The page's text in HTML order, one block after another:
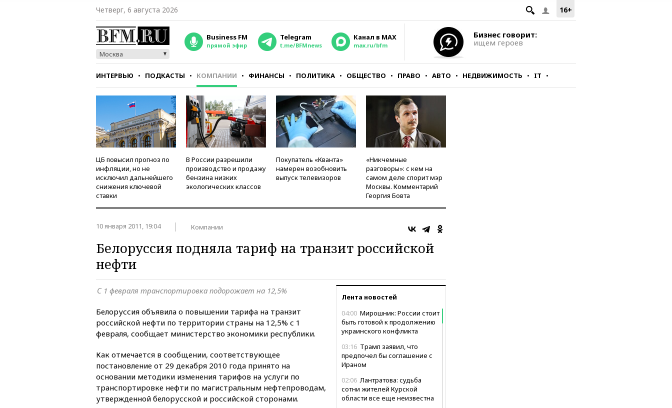
16+
Четверг, 6 августа 2026
Москва
Business FM
прямой эфир
Telegram
t.me/BFMnews
Канал в MAX
max.ru/bfm
Бизнес говорит:
ищем героев
ИНТЕРВЬЮ ПОДКАСТЫ КОМПАНИИ ФИНАНСЫ ПОЛИТИКА ОБЩЕСТВО ПРАВО АВТО НЕДВИЖИМОСТЬ IT
СТИЛЬ ТЕСТЫ
ЦБ повысил прогноз по
инфляции, но не
исключил дальнейшего
снижения ключевой
ставки
В России разрешили
производство и продажу
бензина низких
экологических классов
Покупатель «Кванта»
намерен возобновить
выпуск телевизоров
«Никчемные
разговоры»: с кем на
самом деле спорит мэр
Москвы. Комментарий
Георгия Бовта
10 января 2011, 19:04 Компании
Белоруссия подняла тариф на транзит российской
нефти
Лента новостей
04:00 Мирошник: России стоит
быть готовой к продолжению
украинского конфликта
03:16 Трамп заявил, что
предпочел бы соглашение с
Ираном
02:06 Лантратова: судьба
сотни жителей Курской
области все еще неизвестна
С 1 февраля транспортировка подорожает на 12,5%
Белоруссия объявила о повышении тарифа на транзит
российской нефти по территории страны на 12,5% с 1
февраля, сообщает министерство экономики республики.
Как отмечается в сообщении, соответствующее
постановление от 29 декабря 2010 года принято на
основании методики изменения тарифов на услуги по
транспортировке нефти по магистральным нефтепроводам,
утвержденной белорусской и российской сторонами.